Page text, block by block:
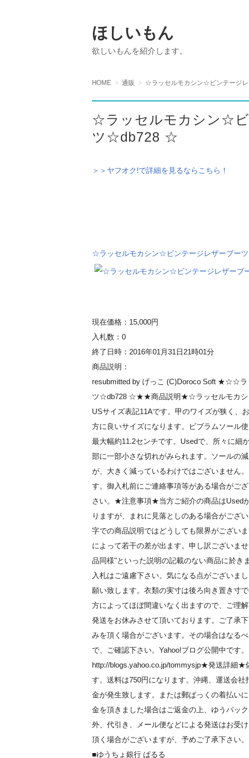
ほしいもん
欲しいもんを紹介します。
HOME 通販 ☆ラッセルモカシン☆ビンテージ
☆ラッセルモカシン☆ビ
ツ☆db728 ☆
＞＞ヤフオク!で詳細を見るならこちら！
☆ラッセルモカシン☆ビンテージレザーブー
現在価格：15,000円
入札数：0
終了日時：2016年01月31日21時01分
商品説明：
resubmitted by げっこ (C)Doroco Soft ★☆☆
ツ☆db728 ☆★★商品説明★☆ラッセルモカシ
USサイズ表記11Aです。甲のワイズが狭く、
方に良いサイズになります。ビブラムソール
最大幅約11.2センチです。Usedで、所々に細
部に一部小さな切れがみられます。ソールの
が、大きく減っているわけではございません
す。御入札前にご連絡事項等がある場合がご
さい。★注意事項★当方ご紹介の商品はUsed
りますが、まれに見落としのある場合がござ
字での商品説明ではどうしても限界がござい
によって若干の差が出ます。申し訳ございま
品同様"といった説明の記載のない商品に於き
入札はご遠慮下さい。気になる点がございま
願い致します。衣類の実寸は後ろ向き置き寸
方によってほぼ間違いなく出ますので、ご理
発送をお休みさせて頂いております。ご了承
みを頂く場合がございます。その場合はなる
で、ご確認下さい。Yahoo!ブログ公開中です
http://blogs.yahoo.co.jp/tommysjp★発送詳細★
す。送料は750円になります。沖縄、運送会
金が発生致します。または郵ぱっくの着払い
金を頂きました場合はご返金の上、ゆうパッ
外、代引き、メール便などによる発送はお受
頂く場合がございますが、予めご了承下さ
■ゆうちょ銀行 ぱるる